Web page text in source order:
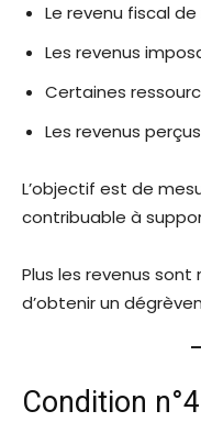
Le revenu fiscal
Les revenus
Certaines
Les revenus
L’objectif est de
contribuable à
Plus les revenus
d’obtenir un
Condition